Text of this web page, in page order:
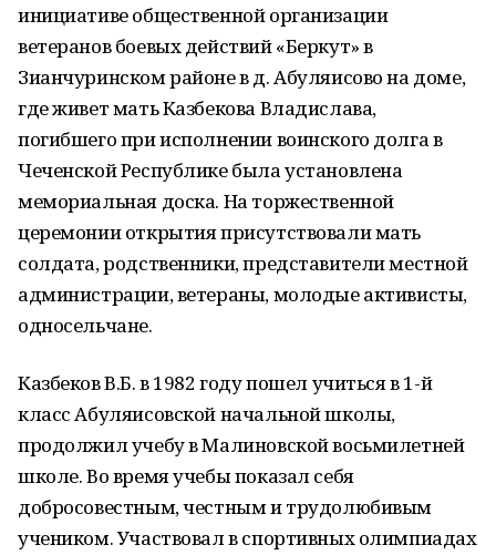
инициативе общественной организации
ветеранов боевых действий «Беркут» в
Зианчуринском районе в д. Абуляисово на доме,
где живет мать Казбекова Владислава,
погибшего при исполнении воинского долга в
Чеченской Республике была установлена
мемориальная доска. На торжественной
церемонии открытия присутствовали мать
солдата, родственники, представители местной
администрации, ветераны, молодые активисты,
односельчане.
Казбеков В.Б. в 1982 году пошел учиться в 1-й
класс Абуляисовской начальной школы,
продолжил учебу в Малиновской восьмилетней
школе. Во время учебы показал себя
добросовестным, честным и трудолюбивым
учеником. Участвовал в спортивных олимпиадах